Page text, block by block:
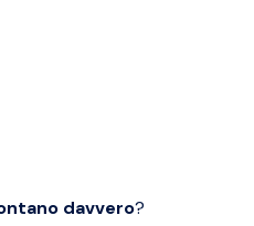
davvero?